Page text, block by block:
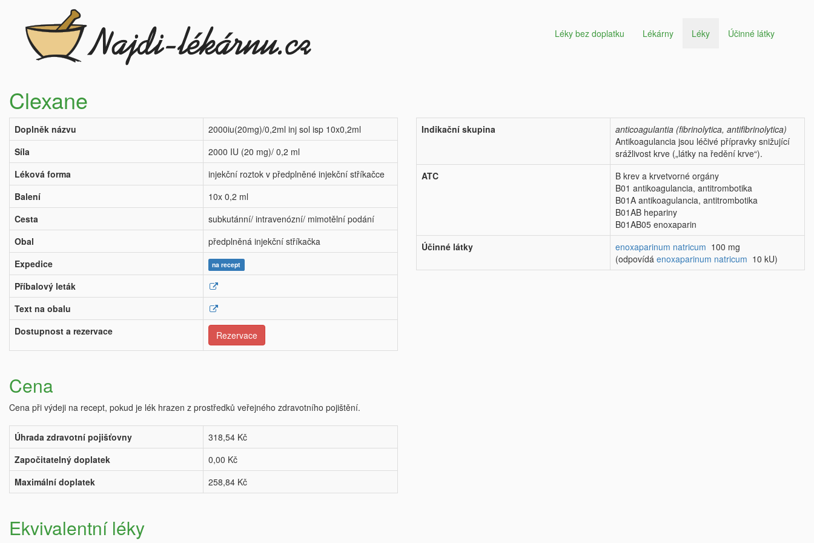
Léky bez doplatku Lékárny Léky Účinné látky
Clexane
Doplněk názvu
2000iu(20mg)/0,2ml inj sol isp 10x0,2ml
Síla
2000 IU (20 mg)/ 0,2 ml
Léková forma
injekční roztok v předplněné injekční stříkačce
Balení
10x 0,2 ml
Cesta
subkutánní/ intravenózní/ mimotělní podání
Obal
předplněná injekční stříkačka
Expedice
na recept
Příbalový leták
Text na obalu
Dostupnost a rezervace
Rezervace
Indikační skupina
anticoagulantia (fibrinolytica, antifibrinolytica)
Antikoagulancia jsou léčivé přípravky snižující
srážlivost krve („látky na ředění krve“).
ATC
B krev a krvetvorné orgány
B01 antikoagulancia, antitrombotika
B01A antikoagulancia, antitrombotika
B01AB hepariny
B01AB05 enoxaparin
Účinné látky
enoxaparinum natricum 100 mg
(odpovídá enoxaparinum natricum 10 kU)
Cena
Cena při výdeji na recept, pokud je lék hrazen z prostředků veřejného zdravotního pojištění.
Úhrada zdravotní pojišťovny
318,54 Kč
Započitatelný doplatek
0,00 Kč
Maximální doplatek
258,84 Kč
Ekvivalentní léky